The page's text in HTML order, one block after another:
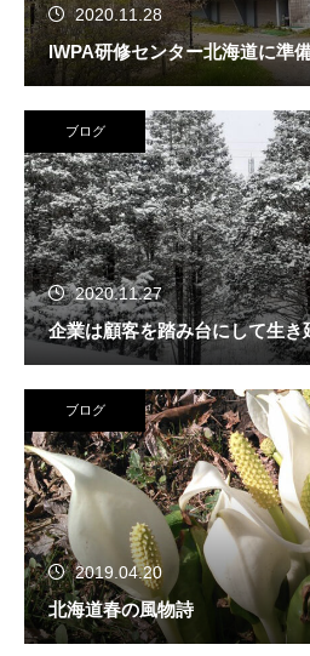
2020.11.28
IWPA研修センター北海道に準
ブログ
2020.11.27
企業は顧客を踏み台にして生き
ブログ
2019.04.20
北海道春の風物詩